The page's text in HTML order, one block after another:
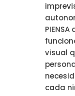
visual
cada